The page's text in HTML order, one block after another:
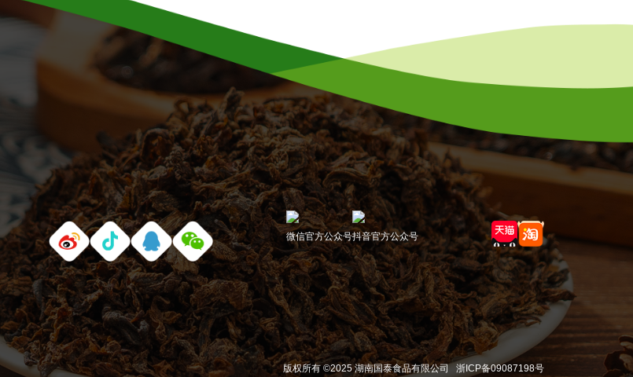
微信官方公众号抖音官方公众号
版权所有 ©2025 湖南国泰食品有限公司 浙ICP备09087198号